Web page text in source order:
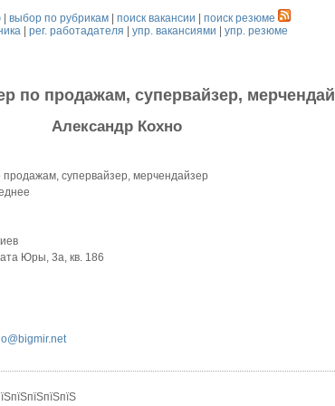
| выбор по рубрикам| поиск вакансии
поиск резюме
|рег. работадателя |упр. вакансиями |упр. резюме
по продажам, супервайзер,
Александр Кохно
супервайзер, мерчендайзер
Юры, 3а, кв. 186